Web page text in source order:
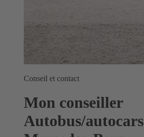
Conseil et contact
Mon conseiller
Autobus/autocars